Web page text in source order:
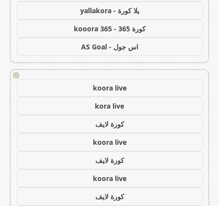
يلا كورة - yallakora
كورة 365 - kooora 365
اس جول - AS Goal
!
koora live
kora live
كورة لايف
koora live
كورة لايف
koora live
كورة لايف